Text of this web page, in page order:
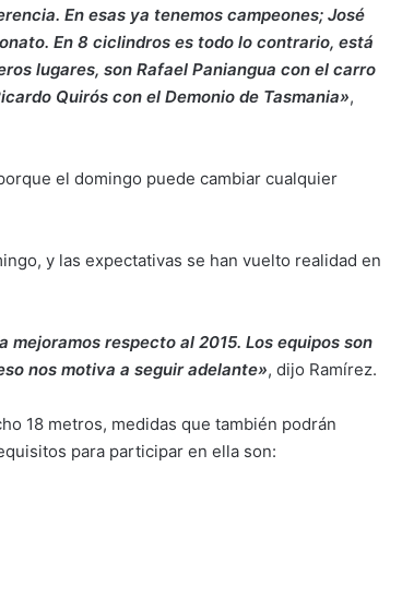
En esas ya tenemos campeones; José
En 8 ciclindros es todo lo contrario, está
lugares, son Rafael Paniangua con el carro
Quirós con el Demonio de Tasmania»,
el domingo puede cambiar cualquier
y las expectativas se han vuelto realidad en
respecto al 2015. Los equipos son
nos motiva a seguir adelante», dijo Ramírez.
18 metros, medidas que también podrán
para participar en ella son: